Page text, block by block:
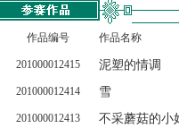
作品编号 作品名称
201000012415 泥塑的情调
201000012414 雪
201000012413 不采蘑菇的小